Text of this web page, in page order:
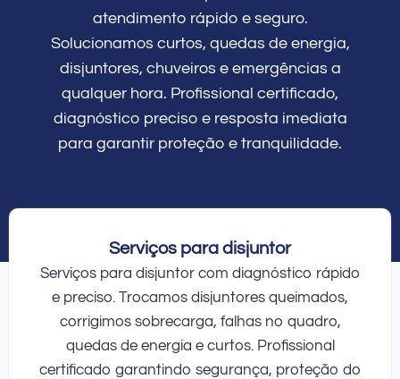
atendimento rápido e seguro.
Solucionamos curtos, quedas de energia,
disjuntores, chuveiros e emergências a
qualquer hora. Profissional certificado,
diagnóstico preciso e resposta imediata
para garantir proteção e tranquilidade.
Serviços para disjuntor
Serviços para disjuntor com diagnóstico rápido
e preciso. Trocamos disjuntores queimados,
corrigimos sobrecarga, falhas no quadro,
quedas de energia e curtos. Profissional
certificado garantindo segurança, proteção do